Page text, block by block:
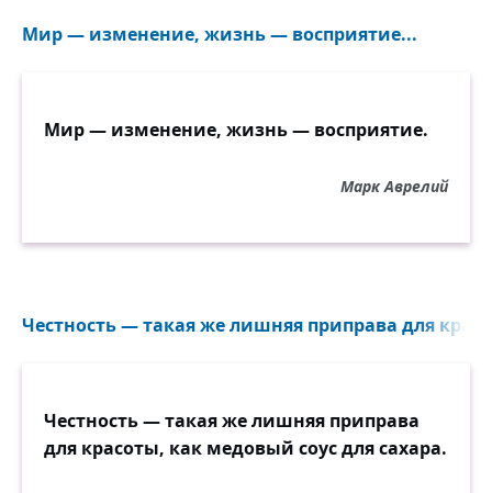
Мир — изменение, жизнь — восприятие...
Мир — изменение, жизнь — восприятие.
Марк Аврелий
Честность — такая же лишняя приправа для
Честность — такая же лишняя приправа
для красоты, как медовый соус для сахара.